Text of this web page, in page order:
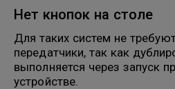
Нет кнопок на столе
Для таких систем не
передатчики, так как
выполняется через запуск
устройстве.